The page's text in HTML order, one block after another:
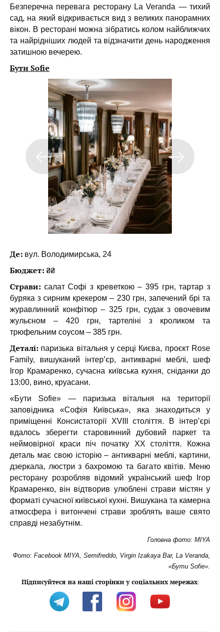
Безперечна перевага ресторану La Veranda — тихий
сад, на який відкривається вид з великих панорамних
вікон. В ресторані можна зібратись колом найближчих
та найрідніших людей та відзначити день народження
затишною вечерею.
Бути Sofie
Де: вул. Володимирська, 24
Бюджет: ₴₴
Страви: салат Софі з креветкою – 395 грн, тартар з
буряка з сирним крекером – 230 грн, запечений брі та
журавлинний конфітюр – 325 грн, судак з овочевим
жульєном – 420 грн, тартеліні з кроликом та
трюфельним соусом – 385 грн.
Деталі: паризька вітальня у серці Києва, проєкт Rose
Family, вишуканий інтер’єр, антикварні меблі, шеф
Ігор Крамаренко, сучасна київська кухня, сніданки до
13:00, вино, круасани.
«Бути Sofie» — паризька вітальня на території
заповідника «Софія Київська», яка знаходиться у
приміщенні Консистаторії XVIII століття. В інтер’єрі
вдалось зберегти старовинний дубовий паркет та
неймовірної краси піч початку ХХ століття. Кожна
деталь має свою історію – антикварні меблі, картини,
дзеркала, люстри з бахромою та багато квітів. Меню
ресторану розробляв відомий український шеф Ігор
Крамаренко, він відтворив улюблені страви містян у
форматі сучасної київської кухні. Вишукана та камерна
атмосфера і витончені страви зроблять ваше свято
справді незабутнім.
Головна фото: MIYA
Фото: Facebook MIYA, Semifreddo, Virgin Izakaya Bar, La Veranda,
«Бути Sofie».
Підписуйтеся на наші сторінки у соціальних мережах: